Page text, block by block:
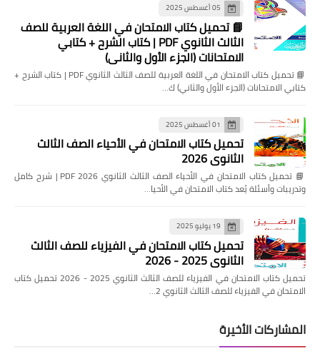
05 أغسطس 2025
📘 تحميل كتاب الامتحان في اللغة العربية للصف
الثالث الثانوي PDF | كتاب الشرح + كتابي
الامتحانات (الجزء الأول والثاني)
📘 تحميل كتاب الامتحان في اللغة العربية للصف الثالث الثانوي PDF | كتاب الشرح +
كتابي الامتحانات (الجزء الأول والثاني) ك…
01 أغسطس 2025
تحميل كتاب الامتحان في الأحياء الصف الثالث
الثانوي 2026
📘 تحميل كتاب الامتحان في الأحياء الصف الثالث الثانوي 2026 PDF | شرح كامل
وتدريبات وأسئلة يُعد كتاب الامتحان في الأحيا…
19 يوليو 2025
تحميل كتاب الامتحان في الفيزياء للصف الثالث
الثانوي 2025 - 2026
تحميل كتاب الامتحان في الفيزياء للصف الثالث الثانوي 2025 - 2026 تحميل كتاب
الامتحان في الفيزياء للصف الثالث الثانوي 2…
المشاركات الأخيرة